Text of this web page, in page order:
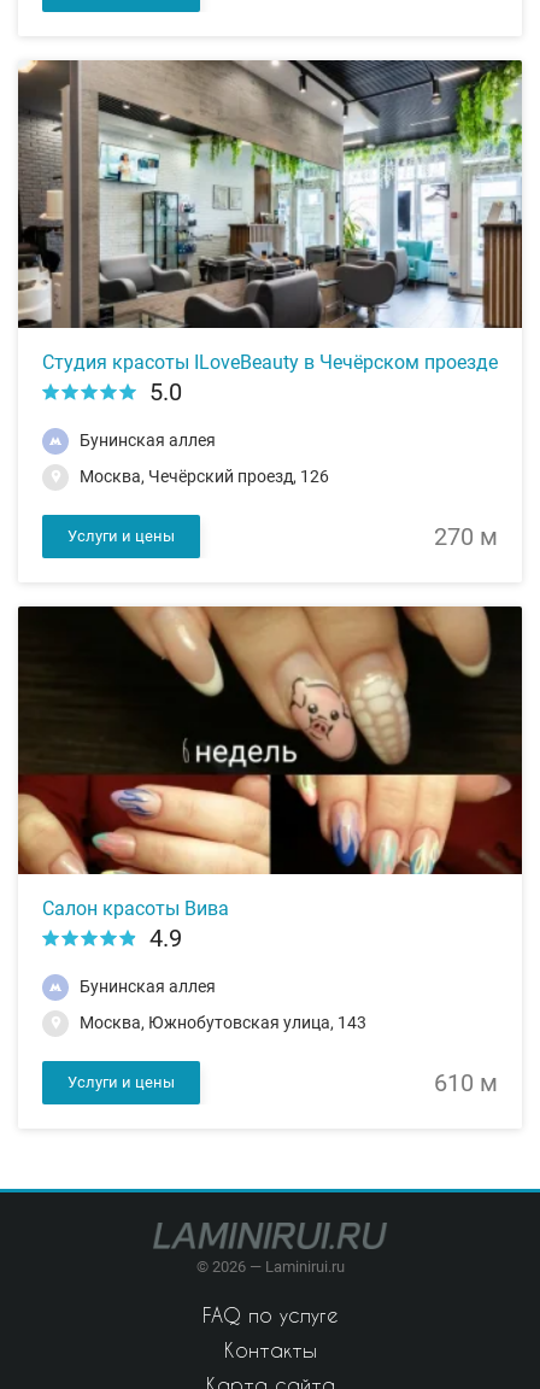
Студия красоты ILoveBeauty в Чечёрском проезде
5.0
Бунинская аллея
Москва, Чечёрский проезд, 126
Услуги и цены 270 м
Салон красоты Вива
4.9
Бунинская аллея
Москва, Южнобутовская улица, 143
Услуги и цены 610 м
© 2026 — Laminirui.ru
FAQ по услуге
Контакты